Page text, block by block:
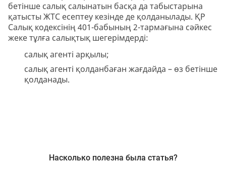
бетінше салық салынатын басқа да табыстарына
қатысты ЖТС есептеу кезінде де қолданылады. ҚР
Салық кодексінің 401-бабының 2-тармағына сәйкес
жеке тұлға салықтық шегерімдерді:
салық агенті арқылы;
салық агенті қолданбаған жағдайда – өз бетінше
қолданады.
Насколько полезна была статья?